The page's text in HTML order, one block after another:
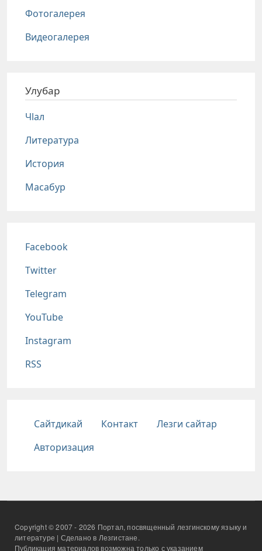
Фотогалерея
Видеогалерея
Улубар
Чlал
Литература
История
Масабур
Соц сети
Facebook
Twitter
Telegram
YouTube
Instagram
RSS
Подвал
Сайтдикай Контакт
Лезги сайтар
Авторизация
Copyright © 2007 - 2026 Портал, посвященный лезгинскому языку и
литературе | Сделано в Лезгистане.
Публикация материалов возможна только с указанием